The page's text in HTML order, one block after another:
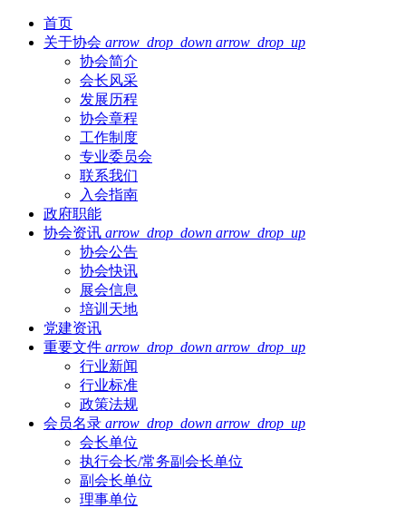
首页
关于协会 arrow_drop_down arrow_drop_up
协会简介
会长风采
发展历程
协会章程
工作制度
专业委员会
联系我们
入会指南
政府职能
协会资讯 arrow_drop_down arrow_drop_up
协会公告
协会快讯
展会信息
培训天地
党建资讯
重要文件 arrow_drop_down arrow_drop_up
行业新闻
行业标准
政策法规
会员名录 arrow_drop_down arrow_drop_up
会长单位
执行会长/常务副会长单位
副会长单位
理事单位